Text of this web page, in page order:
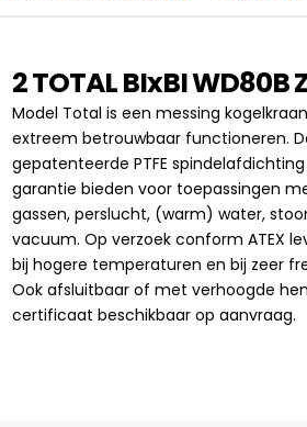
2 TOTAL BIxBI WD80B
Model Total is een messing
extreem betrouwbaar functioneren.
gepatenteerde PTFE
garantie bieden voor toepassingen
gassen, perslucht, (warm) water,
vacuum. Op verzoek conform ATEX
bij hogere temperaturen en bij zeer
Ook afsluitbaar of met verhoogde
certificaat beschikbaar op aanvraag.